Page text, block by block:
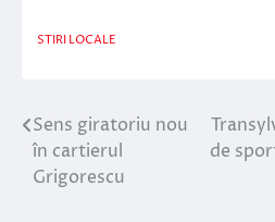
STIRI LOCALE
Navigare
în
Sens giratoriu nou
în cartierul
Grigorescu
de